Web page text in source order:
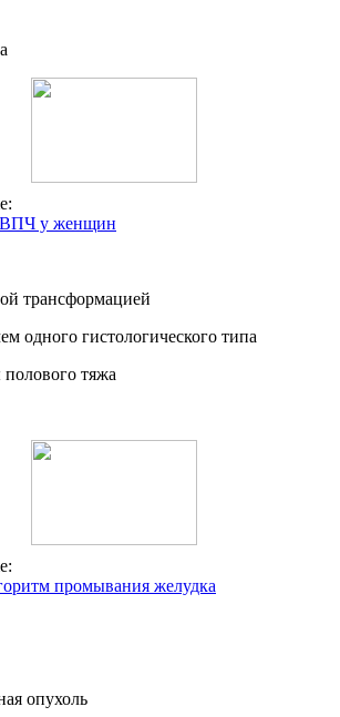
у женщин
трансформацией
одного гистологического типа
тяжа
промывания желудка
опухоль